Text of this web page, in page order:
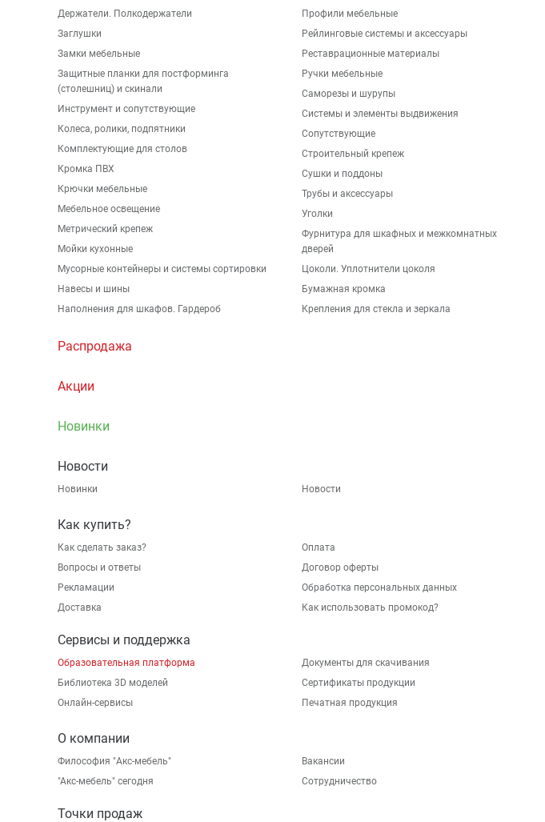
Держатели. Полкодержатели
Заглушки
Замки мебельные
Защитные планки для постформинга
(столешниц) и скинали
Инструмент и сопутствующие
Колеса, ролики, подпятники
Комплектующие для столов
Кромка ПВХ
Крючки мебельные
Мебельное освещение
Метрический крепеж
Мойки кухонные
Мусорные контейнеры и системы сортировки
Навесы и шины
Наполнения для шкафов. Гардероб
Профили мебельные
Рейлинговые системы и аксессуары
Реставрационные материалы
Ручки мебельные
Саморезы и шурупы
Системы и элементы выдвижения
Сопутствующие
Строительный крепеж
Сушки и поддоны
Трубы и аксессуары
Уголки
Фурнитура для шкафных и межкомнатных
дверей
Цоколи. Уплотнители цоколя
Бумажная кромка
Крепления для стекла и зеркала
Распродажа
Акции
Новинки
Новости
Новинки Новости
Как купить?
Как сделать заказ?
Вопросы и ответы
Рекламации
Доставка
Оплата
Договор оферты
Обработка персональных данных
Как использовать промокод?
Сервисы и поддержка
Образовательная платформа
Библиотека 3D моделей
Онлайн-сервисы
Документы для скачивания
Сертификаты продукции
Печатная продукция
О компании
Философия "Акс-мебель"
"Aкс-мебель" сегодня
Вакансии
Сотрудничество
Точки продаж